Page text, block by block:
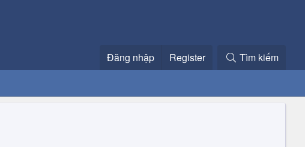
Đăng nhập Register Tìm kiếm